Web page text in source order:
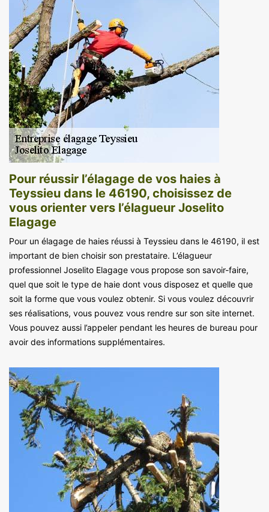
Pour réussir l’élagage de vos haies à
Teyssieu dans le 46190, choisissez de
vous orienter vers l’élagueur Joselito
Elagage
Pour un élagage de haies réussi à Teyssieu dans le 46190, il est
important de bien choisir son prestataire. L’élagueur
professionnel Joselito Elagage vous propose son savoir-faire,
quel que soit le type de haie dont vous disposez et quelle que
soit la forme que vous voulez obtenir. Si vous voulez découvrir
ses réalisations, vous pouvez vous rendre sur son site internet.
Vous pouvez aussi l’appeler pendant les heures de bureau pour
avoir des informations supplémentaires.